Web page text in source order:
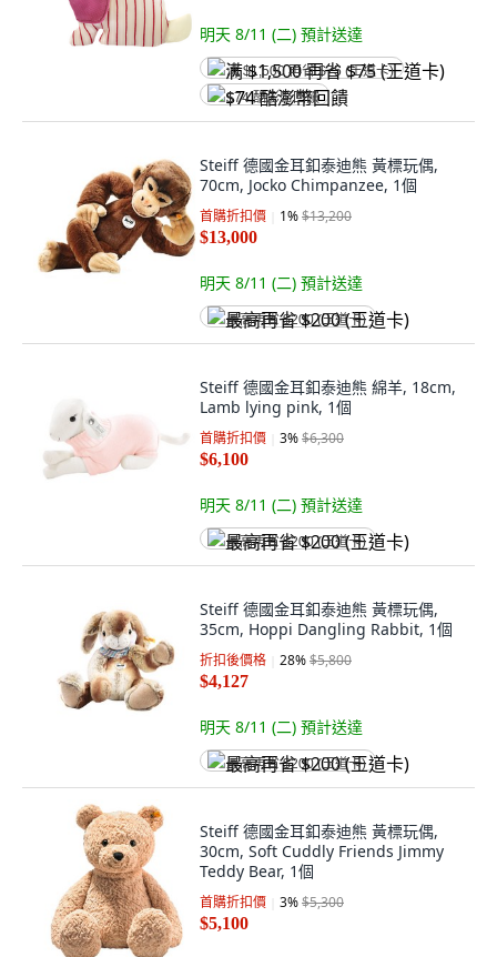
明天 8/11 (二) 預計送達
满 $1,500 再省 $75 (王道卡)
$74 酷澎幣回饋
Steiff 德國金耳釦泰迪熊 黃標玩偶,
70cm, Jocko Chimpanzee, 1個
首購折扣價 1%$13,200
$13,000
明天 8/11 (二) 預計送達
最高再省 $200 (王道卡)
Steiff 德國金耳釦泰迪熊 綿羊, 18cm,
Lamb lying pink, 1個
首購折扣價 3%$6,300
$6,100
明天 8/11 (二) 預計送達
最高再省 $200 (王道卡)
Steiff 德國金耳釦泰迪熊 黃標玩偶,
35cm, Hoppi Dangling Rabbit, 1個
折扣後價格 28%$5,800
$4,127
明天 8/11 (二) 預計送達
最高再省 $200 (王道卡)
Steiff 德國金耳釦泰迪熊 黃標玩偶,
30cm, Soft Cuddly Friends Jimmy
Teddy Bear, 1個
首購折扣價 3%$5,300
$5,100